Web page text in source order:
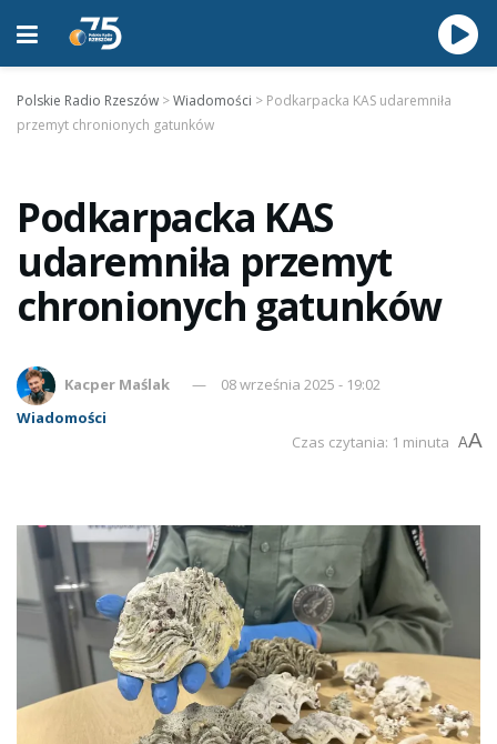
Polskie Radio Rzeszów >Wiadomości > Podkarpacka KAS udaremniła
przemyt chronionych gatunków
Podkarpacka KAS
udaremniła przemyt
chronionych gatunków
Kacper Maślak
08 września 2025 - 19:02
Wiadomości
Czas czytania: 1 minuta AA